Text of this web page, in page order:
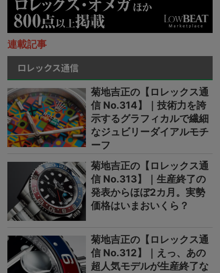
連載記事
ロレックス通信
菊地吉正の【ロレックス通
信 No.314】｜技術力を誇
示するグラフィカルで繊細
なジュビリーダイアルモチ
ーフ
菊地吉正の【ロレックス通
信 No.313】｜生産終了の
発表からほぼ2カ月。実勢
価格はいまおいくら？
菊地吉正の【ロレックス通
信 No.312】｜えっ、あの
超人気モデルが生産終了な